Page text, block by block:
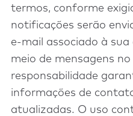
termos, conforme
notificações serão
e-mail associado à
meio de mensagens
responsabilidade
informações de
atualizadas. O uso